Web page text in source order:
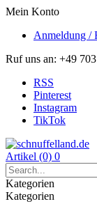
Mein Konto
Anmeldung /
Ruf uns an: +49
RSS
Pinterest
Instagram
TikTok
Artikel (0) 0
Kategorien
Kategorien